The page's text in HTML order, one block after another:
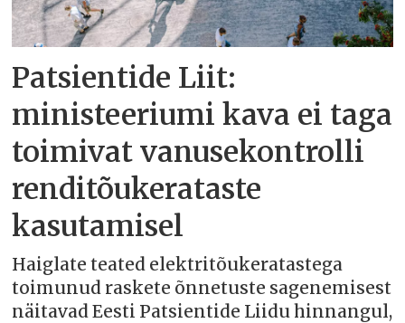
Patsientide Liit:
ministeeriumi kava ei taga
toimivat vanusekontrolli
renditõukerataste
kasutamisel
Haiglate teated elektritõukeratastega
toimunud raskete õnnetuste sagenemisest
näitavad Eesti Patsientide Liidu hinnangul,